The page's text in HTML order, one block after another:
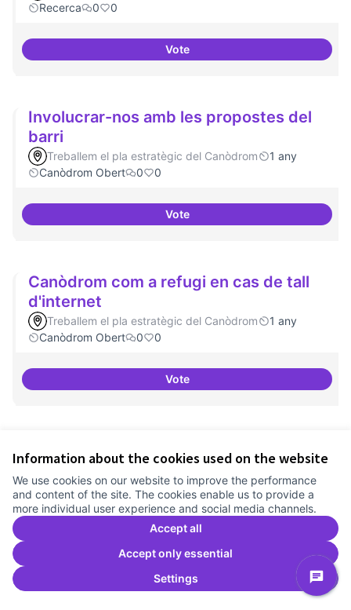
Information about the cookies used on the website
We use cookies on our website to improve the performance
and content of the site. The cookies enable us to provide a
more individual user experience and social media channels.
Accept all
Accept only essential
Settings
Recerca
0 0
VoteHardware lliure
Involucrar-nos amb les propostes del
barri
Treballem el pla estratègic del Canòdrom
1 any
Canòdrom Obert
0 0
VoteInvolucrar-nos amb les
Canòdrom com a refugi en cas de tall
d'internet
Treballem el pla estratègic del Canòdrom
1 any
Canòdrom Obert
0 0
VoteCanòdrom com a refugi en cas
Treballem el pla estratègic del Canòdrom
1 any
Canòdrom Obert
0 0
VoteFestival feminisme digital
Comité Asesor Internacional